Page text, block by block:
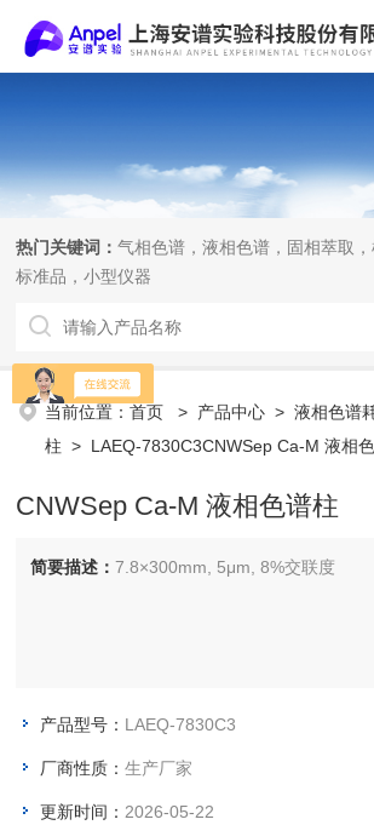
热门关键词：气相色谱，液相色谱，固相萃取，
标准品，小型仪器
当前位置：首页 > 产品中心 >液相色谱
柱 > LAEQ-7830C3CNWSep Ca-M 液相
CNWSep Ca-M 液相色谱柱
简要描述：7.8×300mm, 5μm, 8%交联度
产品型号： LAEQ-7830C3
厂商性质：生产厂家
更新时间： 2026-05-22